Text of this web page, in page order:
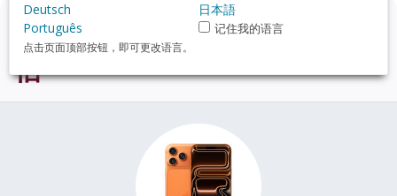
Apple iPhone 17 Pro Max
估
Deutsch
日本語
Português
记住我的语言
点击页面顶部按钮，即可更改语言。